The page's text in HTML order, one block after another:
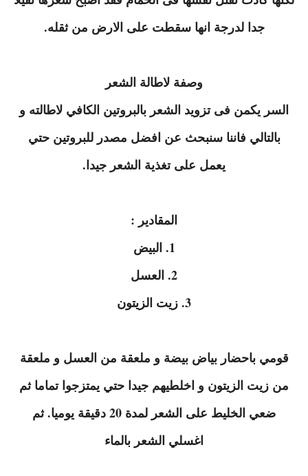
جدا لدرجة انها سقطت على الارض من ثقله.
وصفة لاطالة الشعر
السر يكمن فى تزويد الشعر بالبروتين الكافي لاطالته و
بالتالي فاننا سنبحث عن افضل مصدر للبروتين حتي
يعمل على تغذية الشعر جيدا.
المقادير :
1. البيض
2. العسل
3. زيت الزيتون
قومي باحضار بياض بيضة و ملعقة من العسل و ملعقة
من زيت الزيتون و اخلطيهم جيدا حتي يمتزجوا تماما ثم
ضعي الخليط على الشعر لمدة 20 دقيقة يوميا. ثم
اغسلي الشعر بالماء